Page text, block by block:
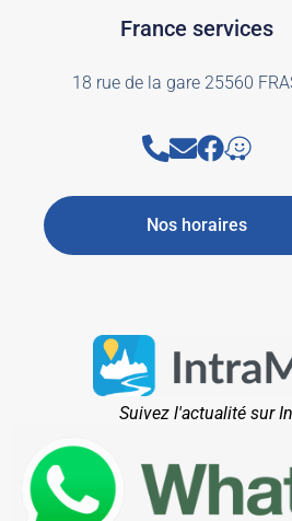
France services
18 rue de la gare 25560
Nos horaires
Suivez l'actualité sur